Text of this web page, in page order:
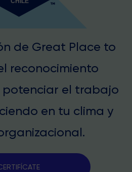
de Great Place to
reconocimiento
el trabajo
en tu clima y